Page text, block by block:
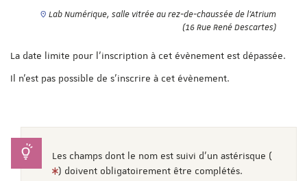
Lab Numérique, salle vitrée au rez-de-chaussée de l'Atrium
(16 Rue René Descartes)
La date limite pour l'inscription à cet évènement est dépassée.
Il n'est pas possible de s'inscrire à cet évènement.
Les champs dont le nom est suivi d'un astérisque (
) doivent obligatoirement être complétés.